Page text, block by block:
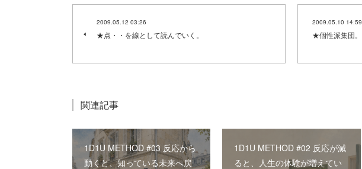
2009.05.12 03:26
★点・・を線として読んでいく。
2009.05.10 14:59
★個性派集団。
関連記事
1D1U METHOD #03 反応から
動くと、知っている未来へ戻
1D1U METHOD #02 反応が減
ると、人生の体験が増えてい